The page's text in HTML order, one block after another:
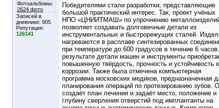
Фотоальбомы:
2624 фото
Записей в
дневнике: 905
Репутация:
126141
Победителями стали разработки, представляющие
большой практический интерес. Так, проект учёных
НПО «ЦНИИТМАШ» по упрочнению
позволяет создавать долговечные детали из
инструментальных и быстрорежущих сталей.
нагреваются в расплаве синтезированных
при температуре до 600 градусов в течение 6
результате детали машин и инструменты
повышенную твёрдость, прочность и устойчивость к
коррозии. Также была отмечена компьютерная
программа московских медиков, предназначенная
планирования операций по протезированию зубов.
создаёт план лечения и задаёт место, положение и
глубину сверления отверстий под имплантанты на